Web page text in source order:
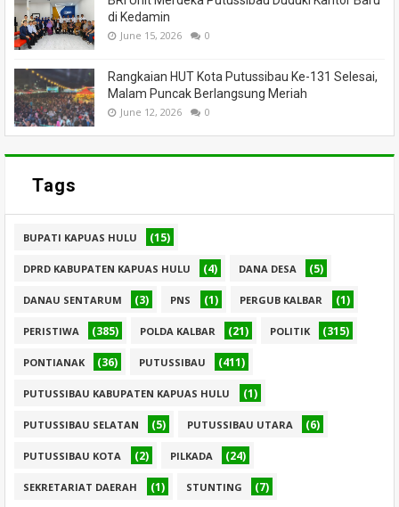
di Kedamin
June 15, 2026 0
Rangkaian HUT Kota Putussibau Ke-131 Selesai,
Malam Puncak Berlangsung Meriah
June 12, 2026 0
Tags
BUPATI KAPUAS HULU (15)
DPRD KABUPATEN KAPUAS HULU (4) DANA DESA (5)
DANAU SENTARUM (3) PNS (1) PERGUB KALBAR (1)
PERISTIWA (385) POLDA KALBAR (21) POLITIK (315)
PONTIANAK (36) PUTUSSIBAU (411)
PUTUSSIBAU KABUPATEN KAPUAS HULU (1)
PUTUSSIBAU SELATAN (5) PUTUSSIBAU UTARA (6)
PUTUSSIBAU KOTA (2) PILKADA (24)
SEKRETARIAT DAERAH (1) STUNTING (7)